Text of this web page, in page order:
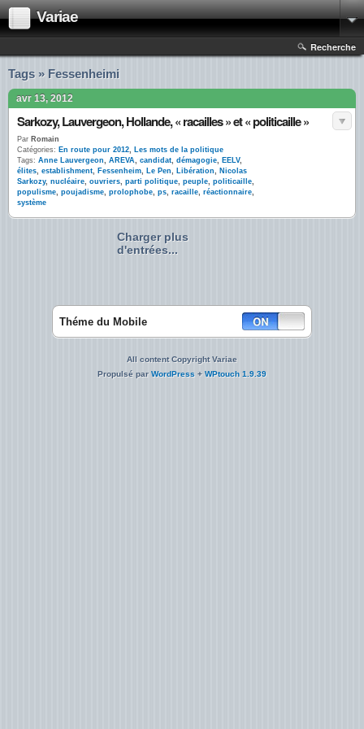
Variae
Recherche
Tags » Fessenheimi
avr 13, 2012
Sarkozy, Lauvergeon, Hollande, « racailles » et « politicaille »
Par Romain
Catégories: En route pour 2012, Les mots de la politique
Tags: Anne Lauvergeon, AREVA, candidat, démagogie, EELV,
élites, establishment, Fessenheim, Le Pen, Libération, Nicolas
Sarkozy, nucléaire, ouvriers, parti politique, peuple, politicaille,
populisme, poujadisme, prolophobe, ps, racaille, réactionnaire,
système
Charger plus
d'entrées...
Théme du Mobile
All content Copyright Variae
Propulsé parWordPress + WPtouch 1.9.39